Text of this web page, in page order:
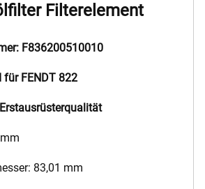
Filterelement
F836200510010
für FENDT 822
83,01 mm